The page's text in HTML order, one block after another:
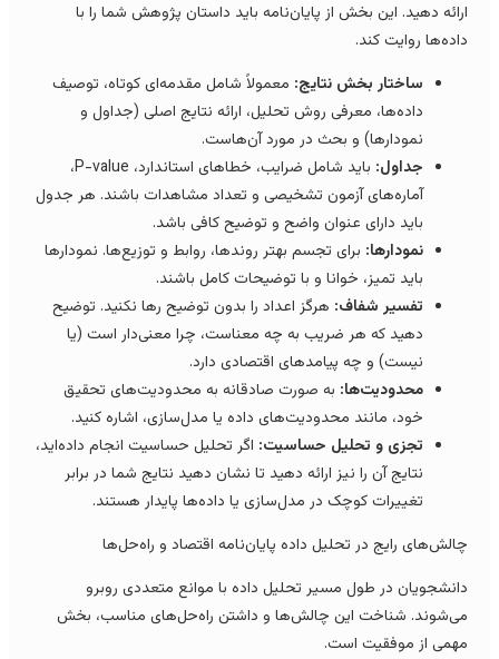
دهید. این بخش از پایان‌نامه باید داستان پژوهش شما را با
روایت کند.
ساختار بخش نتایج:معمولاً شامل مقدمه‌ای کوتاه، توصیف
داده‌ها، معرفی روش تحلیل، ارائه نتایج اصلی (جداول و
نمودارها) و بحث در مورد آن‌هاست.
جداول:
باید شامل ضرایب، خطاهای استاندارد، P-value،
آماره‌های آزمون تشخیصی و تعداد مشاهدات باشند. هر جدول
باید دارای عنوان واضح و توضیح کافی باشد.
نمودارها:برای تجسم بهتر روندها، روابط و توزیع‌ها. نمودارها
باید تمیز، خوانا و با توضیحات کامل باشند.
تفسیر شفاف:هرگز اعداد را بدون توضیح رها نکنید. توضیح
دهید که هر ضریب به چه معناست، چرا معنی‌دار است (یا
نیست) و چه پیامدهای اقتصادی دارد.
محدودیت‌ها:به صورت صادقانه به محدودیت‌های تحقیق
خود، مانند محدودیت‌های داده یا مدل‌سازی، اشاره کنید.
تجزی و تحلیل حساسیت:اگر تحلیل حساسیت انجام داده‌اید،
نتایج آن را نیز ارائه دهید تا نشان دهید نتایج شما در برابر
تغییرات کوچک در مدل‌سازی یا داده‌ها پایدار هستند.
رایج در تحلیل داده پایان‌نامه اقتصاد و راه‌حل‌ها
در طول مسیر تحلیل داده با موانع متعددی روبرو
شناخت این چالش‌ها و داشتن راه‌حل‌های مناسب، بخش
از موفقیت است.